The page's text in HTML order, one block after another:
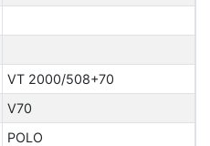
VT 2000/508+70
V70
POLO